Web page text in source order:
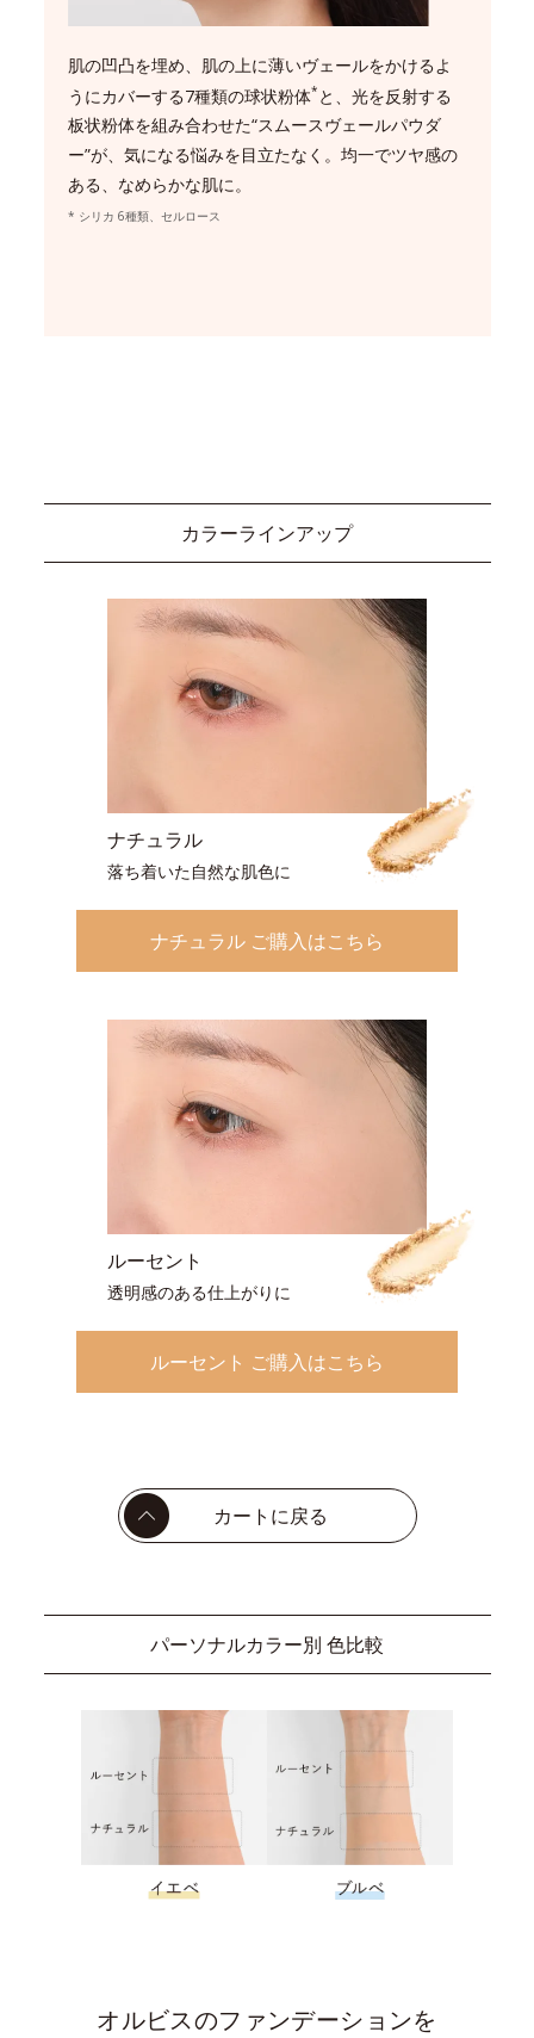
肌の凹凸を埋め、肌の上に薄いヴェールをかけるよ
うにカバーする7種類の球状粉体* と、光を反射する
板状粉体を組み合わせた“スムースヴェールパウダ
ー”が、気になる悩みを目立たなく。均一でツヤ感の
ある、なめらかな肌に。
* シリカ 6種類、セルロース
カラーラインアップ
ナチュラル
落ち着いた自然な肌色に
ナチュラル ご購入はこちら
ルーセント
透明感のある仕上がりに
ルーセント ご購入はこちら
カートに戻る
パーソナルカラー別 色比較
オルビスのファンデーションを